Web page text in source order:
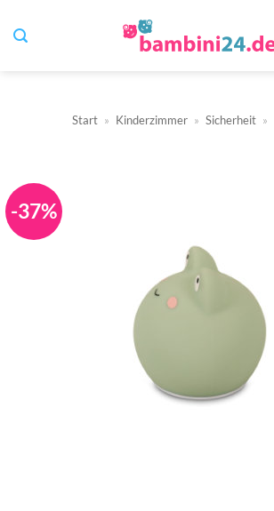
Inhalt
Start » Kinderzimmer » Sicherheit »
-37%